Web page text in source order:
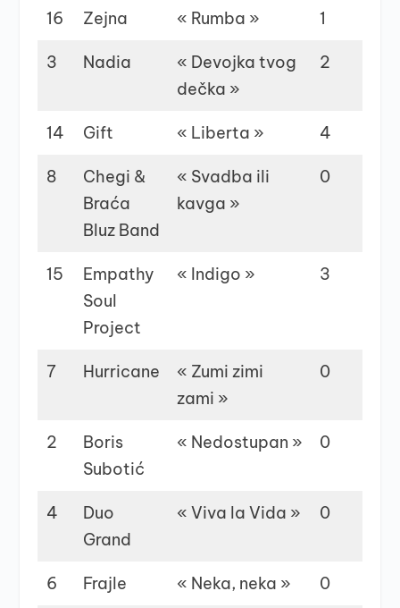
16 Zejna « Rumba » 1
3 Nadia
« Devojka tvog
dečka »
2
14 Gift « Liberta » 4
8
Chegi &
Braća
Bluz Band
« Svadba ili
kavga »
0
15
Empathy
Soul
Project
« Indigo » 3
7 Hurricane
« Zumi zimi
zami »
0
2
Boris
Subotić
« Nedostupan » 0
4
Duo
Grand
« Viva la Vida » 0
6 Frajle « Neka, neka » 0